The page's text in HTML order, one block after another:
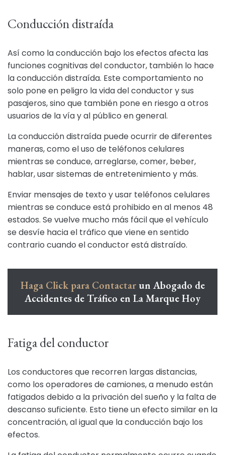
Conducción distraída
Así como la conducción bajo los efectos afecta las
funciones cognitivas del conductor, también lo hace
la conducción distraída. Este comportamiento no
solo pone en peligro la vida del conductor y sus
pasajeros, sino que también pone en riesgo a otros
usuarios de la vía y al público en general.
La conducción distraída puede ocurrir de diferentes
maneras, como el uso de teléfonos celulares
mientras se conduce, arreglarse, comer, beber,
hablar, usar sistemas de entretenimiento y más.
Enviar mensajes de texto y usar teléfonos celulares
mientras se conduce está prohibido en al menos 48
estados. Se vuelve mucho más fácil que el vehículo
se desvíe hacia el tráfico que viene en sentido
contrario cuando el conductor está distraído.
Haga Click para Contactarun Abogado de
Accidentes de Tráfico en La Marque Hoy
Fatiga del conductor
Los conductores que recorren largas distancias,
como los operadores de camiones, a menudo están
fatigados debido a la privación del sueño y la falta de
descanso suficiente. Esto tiene un efecto similar en la
concentración, al igual que la conducción bajo los
efectos.